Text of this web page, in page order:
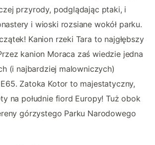
przyrody, podglądając ptaki, i
i wioski rozsiane wokół parku.
Kanion rzeki Tara to najgłębszy
kanion Moraca zaś wiedzie jedna
(i najbardziej malowniczych)
Zatoka Kotor to majestatyczny,
na południe fiord Europy! Tuż obok
górzystego Parku Narodowego